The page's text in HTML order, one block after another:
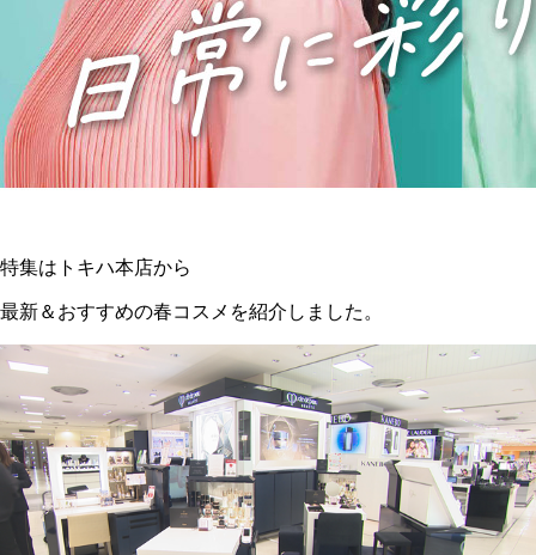
特集はトキハ本店から
最新＆おすすめの春コスメを紹介しました。